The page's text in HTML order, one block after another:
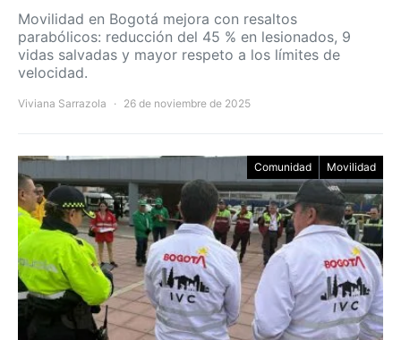
Movilidad en Bogotá mejora con resaltos
parabólicos: reducción del 45 % en lesionados, 9
vidas salvadas y mayor respeto a los límites de
velocidad.
Viviana Sarrazola 26 de noviembre de 2025
Comunidad Movilidad